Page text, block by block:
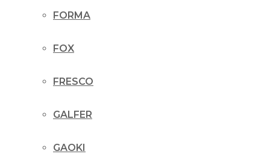
FORMA
FOX
FRESCO
GALFER
GAOKI